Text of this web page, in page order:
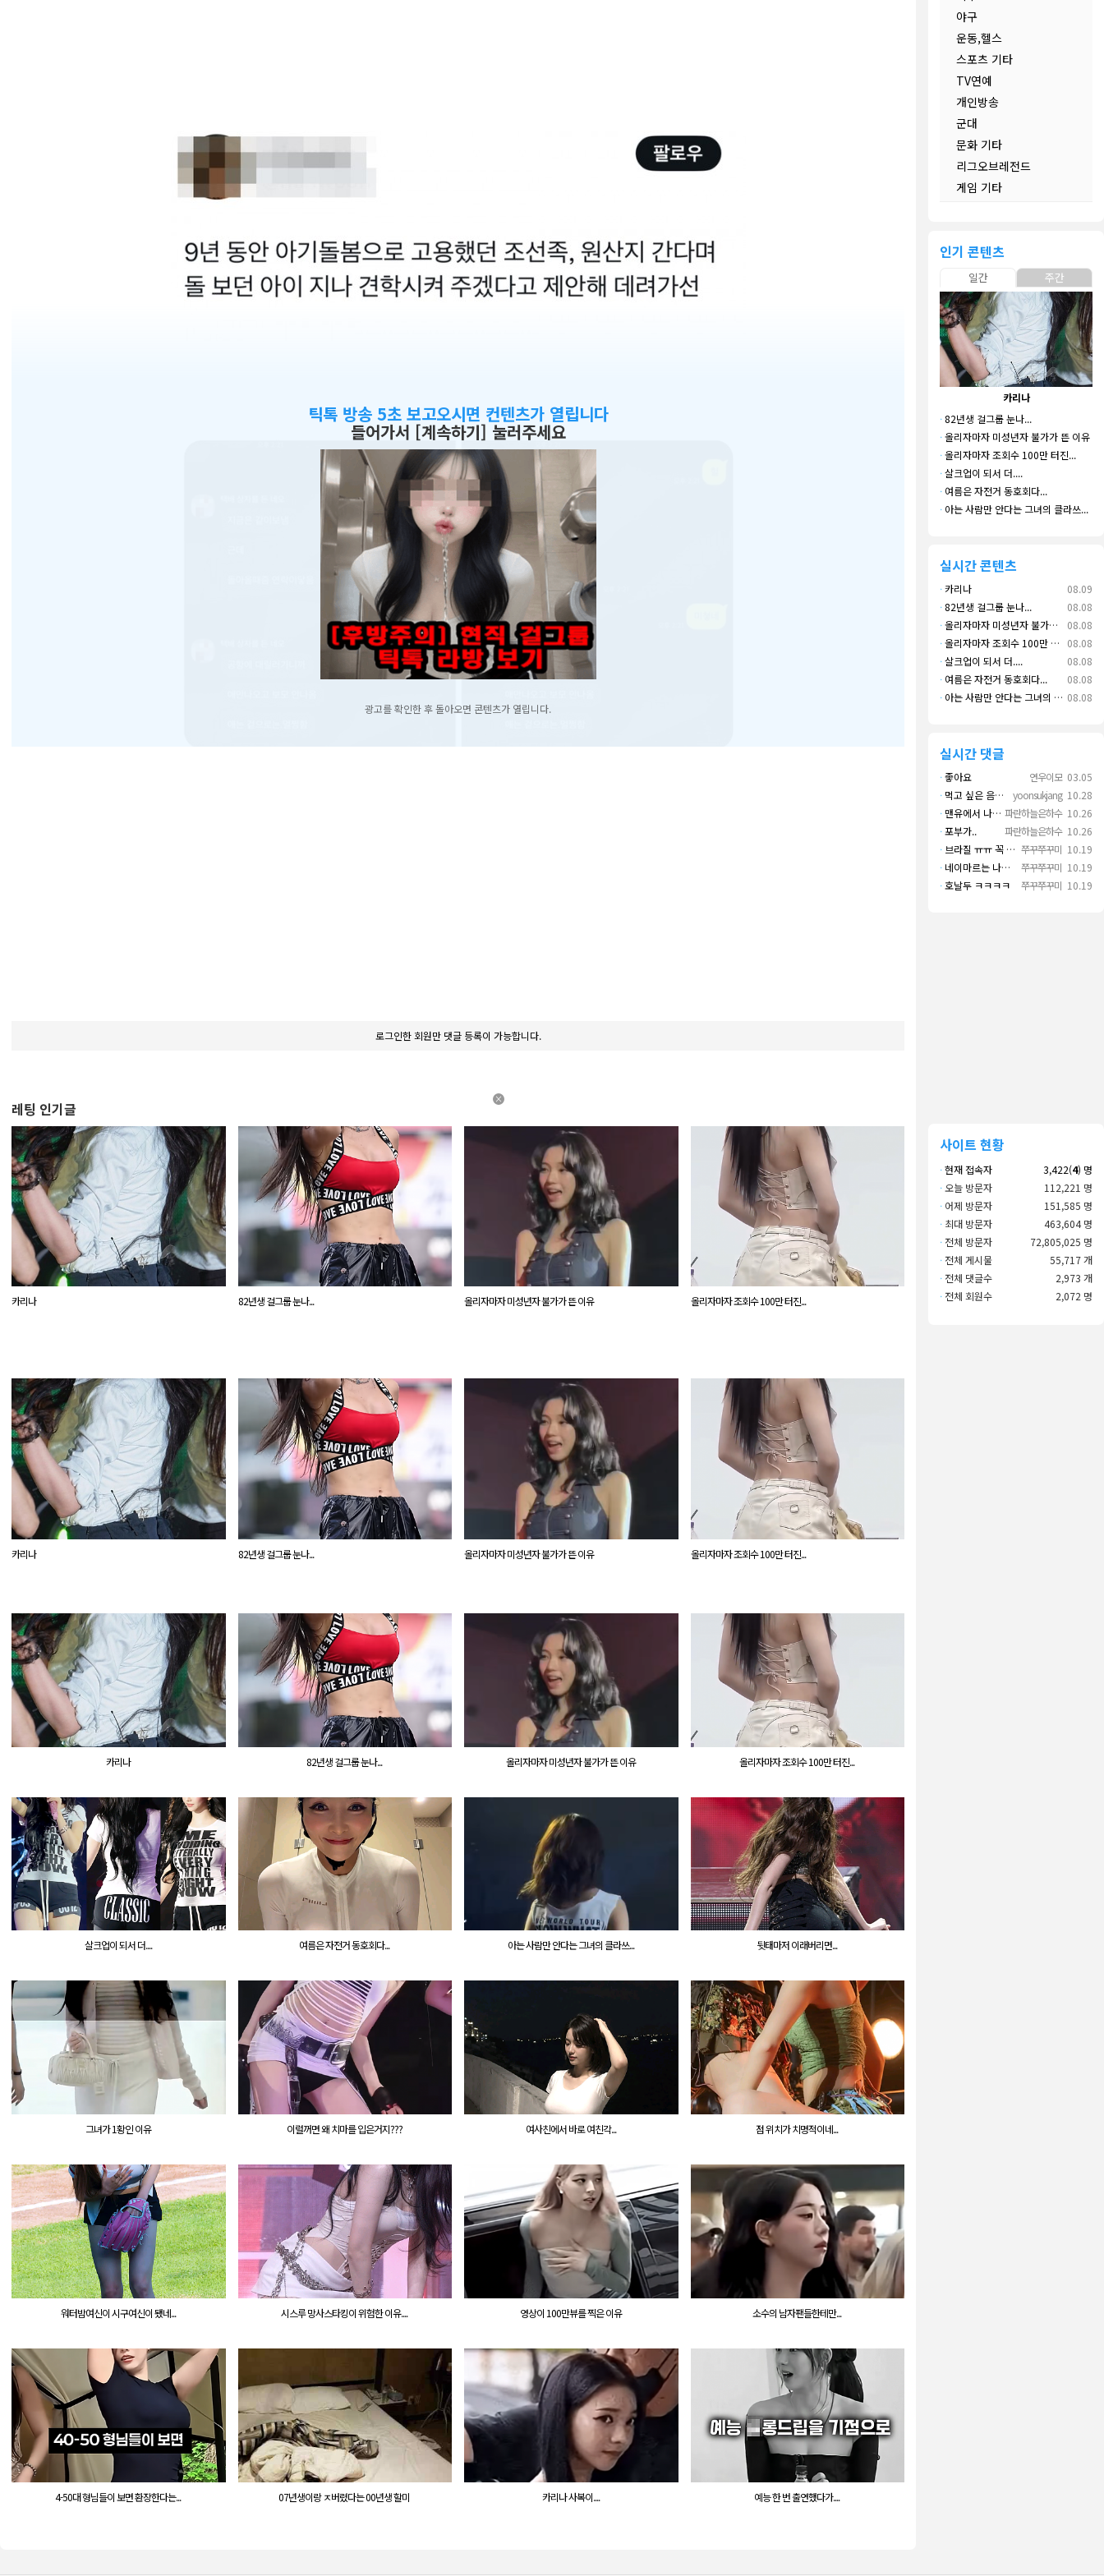
×
틱톡 방송 5초 보고오시면 컨텐츠가 열립니다
들어가서 [계속하기] 눌러주세요
광고를 확인한 후 돌아오면 콘텐츠가 열립니다.
로그인한 회원만 댓글 등록이 가능합니다.
레팅 인기글
카리나 82년생 걸그룹 눈나... 올리자마자 미성년자 불가가 뜬 이유 올리자마자 조회수 100만 터진...
카리나 82년생 걸그룹 눈나... 올리자마자 미성년자 불가가 뜬 이유 올리자마자 조회수 100만 터진...
카리나 82년생 걸그룹 눈나... 올리자마자 미성년자 불가가 뜬 이유 올리자마자 조회수 100만 터진...
살크업이 되서 더.... 여름은 자전거 동호회다... 아는 사람만 안다는 그녀의 클라쓰... 뒷태마저 이래버리면...
그녀가 1황인 이유 이럴꺼면 왜 치마를 입은거지??? 여사친에서 바로 여친각... 점 위치가 치명적이네...
워터밤여신이 시구여신이 됐네... 시스루 망사스타킹이 위험한 이유.... 영상이 100만뷰를 찍은 이유 소수의 남자팬들한테만...
4-50대 형님들이 보면 환장한다는... 07년생이랑 ㅈ버렸다는 00년생 할미 카리나 사복이.... 예능 한 번 출연했다가....
야구
운동,헬스
스포츠 기타
TV연예
개인방송
군대
문화 기타
리그오브레전드
게임 기타
인기 콘텐츠
일간 주간
카리나
· 82년생 걸그룹 눈나...
·올리자마자 미성년자 불가가 뜬 이유
·올리자마자 조회수 100만 터진...
·살크업이 되서 더....
· 여름은 자전거 동호회다...
· 아는 사람만 안다는 그녀의 클라쓰...
실시간 콘텐츠
08.09
·카리나
08.08
· 82년생 걸그룹 눈나...
08.08
·올리자마자 미성년자 불가가 뜬 이유
08.08
·올리자마자 조회수 100만 터진...
08.08
·살크업이 되서 더....
08.08
· 여름은 자전거 동호회다...
08.08
· 아는 사람만 안다는 그녀의 클라쓰...
실시간 댓글
연우이모 03.05
·좋아요
yoonsukjang 10.28
· 먹고 싶은 음식 실컷 먹고 그 영상으로 떼 돈도 버네 ㄷㄷ. 하고 싶은 것만 하고 부자되네.
파란하늘은하수 10.26
· 맨유에서 나왔으면 좋겠다
파란하늘은하수 10.26
·포부가..
쭈꾸쭈꾸미 10.19
· 브라질 ㅠㅠ 꼭 나오길..
쭈꾸쭈꾸미 10.19
· 네이마르는 나가면 음바페만 좋겠네
쭈꾸쭈꾸미 10.19
·호날두 ㅋㅋㅋㅋ
사이트 현황
·현재 접속자 3,422(4) 명
·오늘 방문자
112,221 명
· 어제 방문자
151,585 명
· 최대 방문자
463,604 명
· 전체 방문자
72,805,025 명
· 전체 게시물
55,717 개
· 전체 댓글수
2,973 개
· 전체 회원수 2,072 명